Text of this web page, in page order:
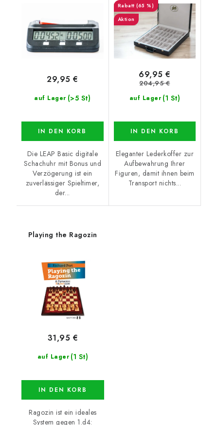
auf Lager (>5 St)
29,95 €
IN DEN KORB
Die LEAP Basic digitale
Schachuhr mit Bonus und
Verzögerung ist ein
zuverlässiger Spieltimer,
der...
(65 %)
Aktion
auf Lager (1 St)
69,95 €
204,95 €
IN DEN KORB
Eleganter Lederkoffer zur
Aufbewahrung Ihrer
Figuren, damit ihnen beim
Transport nichts...
Playing the Ragozin
auf Lager (1 St)
31,95 €
IN DEN KORB
Ragozin ist ein ideales
System gegen 1.d4: